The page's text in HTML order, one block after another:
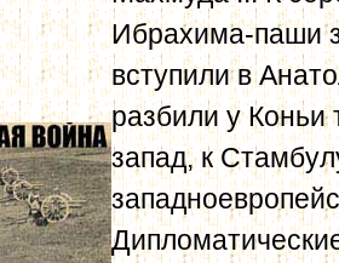
Ибрахима-паши
вступили в
разбили у Коньи
запад, к